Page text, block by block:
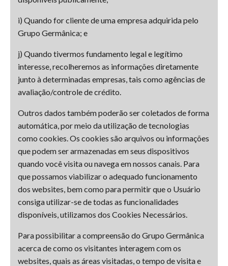
i) Quando for cliente de uma empresa adquirida pelo
Grupo Germânica; e
j) Quando tivermos fundamento legal e legítimo
interesse, recolheremos as informações diretamente
junto à determinadas empresas, tais como agências de
avaliação/controle de crédito.
Outros dados também poderão ser coletados de forma
automática, por meio da utilização de tecnologias
como cookies. Os cookies são arquivos ou informações
que podem ser armazenadas em seus dispositivos
quando você visita ou navega em nossos canais. Para
que possamos viabilizar o adequado funcionamento
dos websites, bem como para permitir que o Usuário
consiga utilizar-se de todas as funcionalidades
disponíveis, utilizamos dos Cookies Necessários.
Para possibilitar a compreensão do Grupo Germânica
acerca de como os visitantes interagem com os
websites, quais as áreas visitadas, o tempo de visita e